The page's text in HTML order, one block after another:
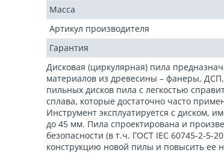
Масса
Артикул производителя
Гарантия
Дисковая (циркулярная) пила
материалов из древесины – фанеры,
пильных дисков пила с легкостью
сплава, которые достаточно часто
Инструмент эксплуатируется с диском,
до 45 мм. Пила спроектирована и
безопасности (в т.ч. ГОСТ IEC 60745-2-5-
конструкцию новой пилы и повысить ее